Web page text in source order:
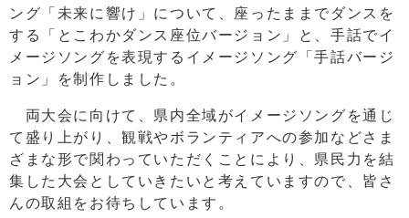
ング「未来に響け」について、座ったままでダンスを
する「とこわかダンス座位バージョン」と、手話でイ
メージソングを表現するイメージソング「手話バージ
ョン」を制作しました。
両大会に向けて、県内全域がイメージソングを通じ
て盛り上がり、観戦やボランティアへの参加などさま
ざまな形で関わっていただくことにより、県民力を結
集した大会としていきたいと考えていますので、皆さ
んの取組をお待ちしています。